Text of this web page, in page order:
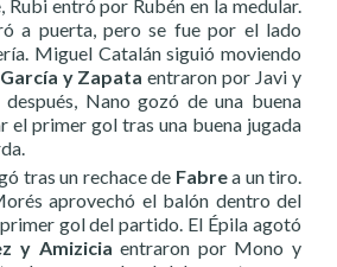
Rubi entró por Rubén en la medular.
a puerta, pero se fue por el lado
Miguel Catalán siguió moviendo
y Zapata entraron por Javi y
Nano gozó de una buena
el primer gol tras una buena jugada
tras un rechace de Fabrea un tiro.
aprovechó el balón dentro del
gol del partido. El Épila agotó
y Amizicia entraron por Mono y